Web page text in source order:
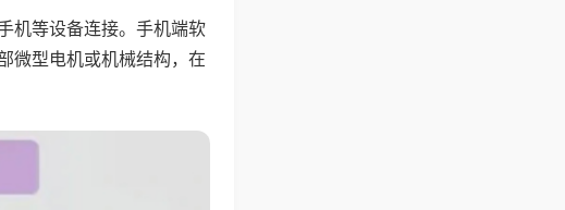
机等设备连接。手机端软
微型电机或机械结构，在